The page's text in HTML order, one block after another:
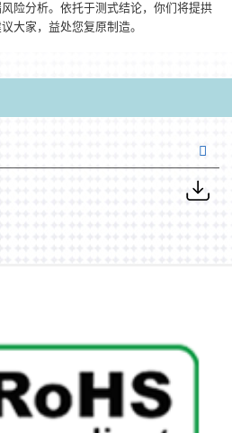
险分析。依托于测式结论，你们将提拱
大家，益处您复原制造。